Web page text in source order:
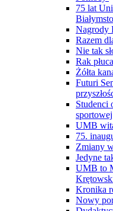
75 lat
Nagrody
Razem
Nie tak
Rak
Żółta
Futuri
Studenci
sportowej
UMB
75.
Zmiany
Jedyne
UMB to
Kronika
Nowy